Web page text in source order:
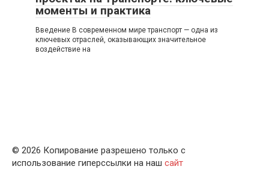
моменты и практика
Введение В современном мире транспорт — одна из
ключевых отраслей, оказывающих значительное
воздействие на
© 2026 Копирование разрешено только с
использование гиперссылки на наш сайт